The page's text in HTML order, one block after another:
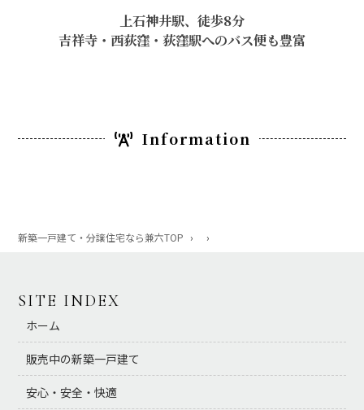
上石神井駅、徒歩8分
吉祥寺・西荻窪・荻窪駅へのバス便も豊富
Information
新築一戸建て・分譲住宅なら兼六TOP › ›
SITE INDEX
ホーム
販売中の新築一戸建て
安心・安全・快適